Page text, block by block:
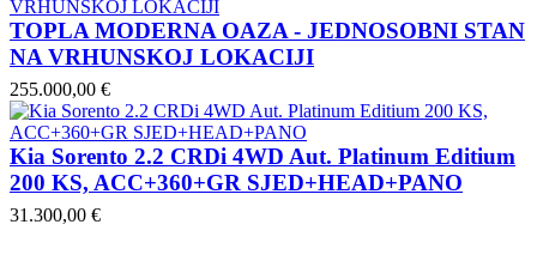
TOPLA MODERNA OAZA - JEDNOSOBNI STAN
NA VRHUNSKOJ LOKACIJI
255.000,00 €
Kia Sorento 2.2 CRDi 4WD Aut. Platinum Editium
200 KS, ACC+360+GR SJED+HEAD+PANO
31.300,00 €